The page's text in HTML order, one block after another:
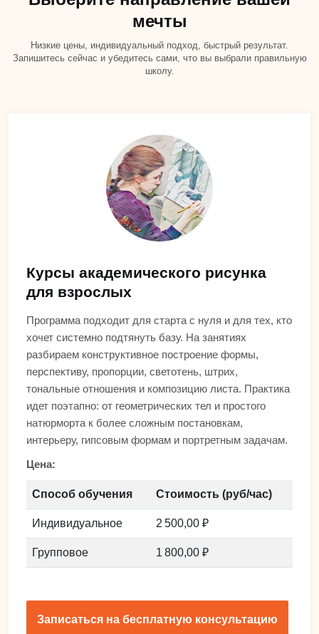
мечты
Низкие цены, индивидуальный подход, быстрый результат.
Запишитесь сейчас и убедитесь сами, что вы выбрали правильную
школу.
Курсы академического рисунка
для взрослых
Программа подходит для старта с нуля и для тех, кто
хочет системно подтянуть базу. На занятиях
разбираем конструктивное построение формы,
перспективу, пропорции, светотень, штрих,
тональные отношения и композицию листа. Практика
идет поэтапно: от геометрических тел и простого
натюрморта к более сложным постановкам,
интерьеру, гипсовым формам и портретным задачам.
Цена:
Способ обучения Стоимость (руб/час)
Индивидуальное 2 500,00 ₽
Групповое 1 800,00 ₽
Записаться на бесплатную консультацию